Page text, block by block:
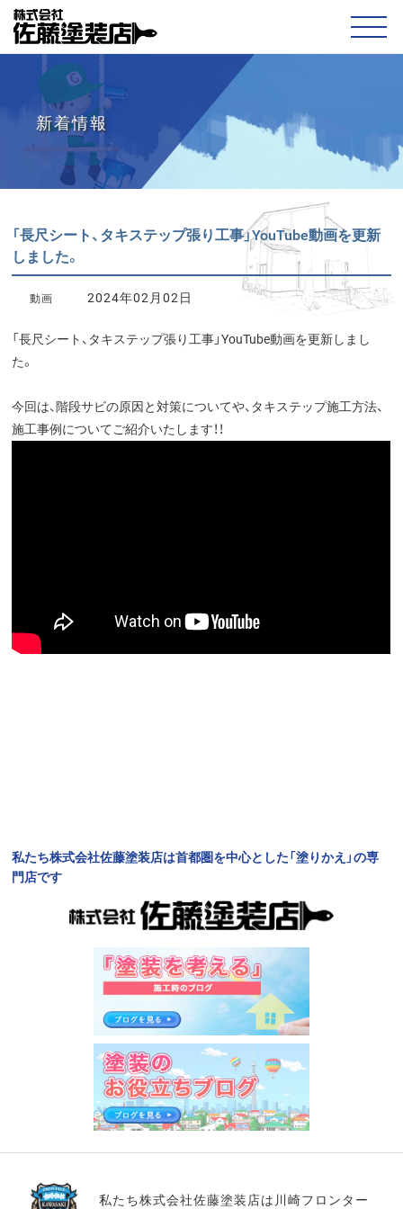
新着情報
「長尺シート、タキステップ張り工事」YouTube動画を更新
しました。
動画 2024年02月02日
「長尺シート、タキステップ張り工事」YouTube動画を更新しまし
た。
今回は、階段サビの原因と対策についてや、タキステップ施工方法、
施工事例についてご紹介いたします！！
私たち株式会社佐藤塗装店は首都圏を中心とした「塗りかえ」の専
門店です
私たち株式会社佐藤塗装店は川崎フロンター